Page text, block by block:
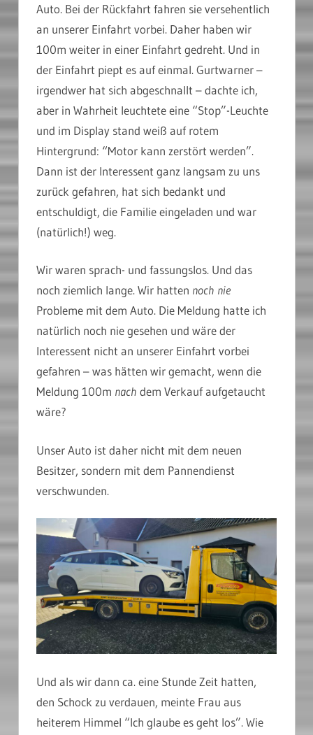
Auto. Bei der Rückfahrt fahren sie versehentlich
an unserer Einfahrt vorbei. Daher haben wir
100m weiter in einer Einfahrt gedreht. Und in
der Einfahrt piept es auf einmal. Gurtwarner –
irgendwer hat sich abgeschnallt – dachte ich,
aber in Wahrheit leuchtete eine “Stop”-Leuchte
und im Display stand weiß auf rotem
Hintergrund: “Motor kann zerstört werden”.
Dann ist der Interessent ganz langsam zu uns
zurück gefahren, hat sich bedankt und
entschuldigt, die Familie eingeladen und war
(natürlich!) weg.
Wir waren sprach- und fassungslos. Und das
noch ziemlich lange. Wir hatten noch nie
Probleme mit dem Auto. Die Meldung hatte ich
natürlich noch nie gesehen und wäre der
Interessent nicht an unserer Einfahrt vorbei
gefahren – was hätten wir gemacht, wenn die
Meldung 100m nach dem Verkauf aufgetaucht
wäre?
Unser Auto ist daher nicht mit dem neuen
Besitzer, sondern mit dem Pannendienst
verschwunden.
Und als wir dann ca. eine Stunde Zeit hatten,
den Schock zu verdauen, meinte Frau aus
heiterem Himmel “Ich glaube es geht los”. Wie